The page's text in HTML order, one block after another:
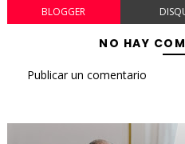
BLOGGER
NO HAY
Publicar un comentario